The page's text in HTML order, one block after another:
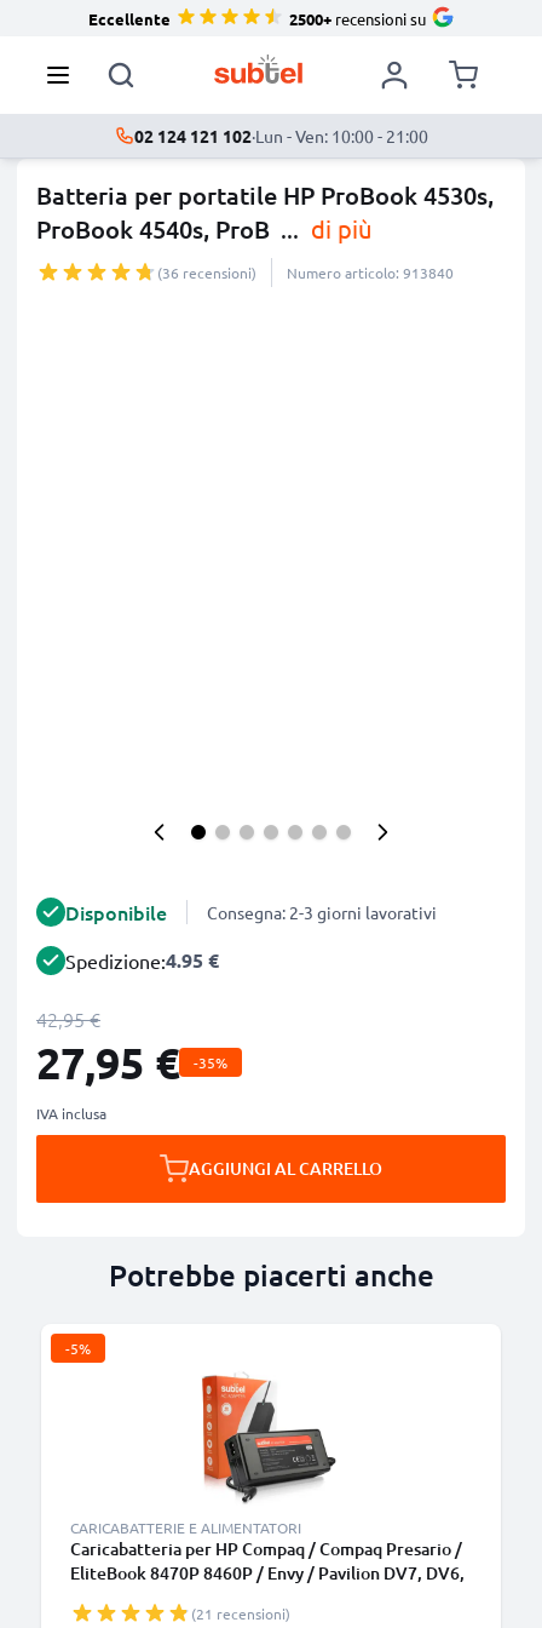
Eccellente 2500+recensioni su
02 124 121 102·Lun - Ven: 10:00 - 21:00
Batteria per portatile HP ProBook 4530s,
ProBook 4540s, ProB ... di più
(36 recensioni) Numero articolo: 913840
Disponibile Consegna: 2-3 giorni lavorativi
Spedizione:4.95 €
42,95 €
27,95 € -35%
IVA inclusa
AGGIUNGI AL CARRELLO
Potrebbe piacerti anche
-5%
CARICABATTERIE E ALIMENTATORI
Caricabatteria per HP Compaq / Compaq Presario /
EliteBook 8470P 8460P / Envy / Pavilion DV7, DV6,
con spina europea(21 recensioni)